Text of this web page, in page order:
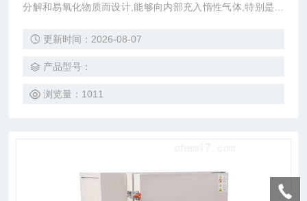
分解和易氧化物质而设计,能够向内部充入惰性气体,特别是一
行业。更新时间：2026-08-07
产品型号：
浏览量：1011